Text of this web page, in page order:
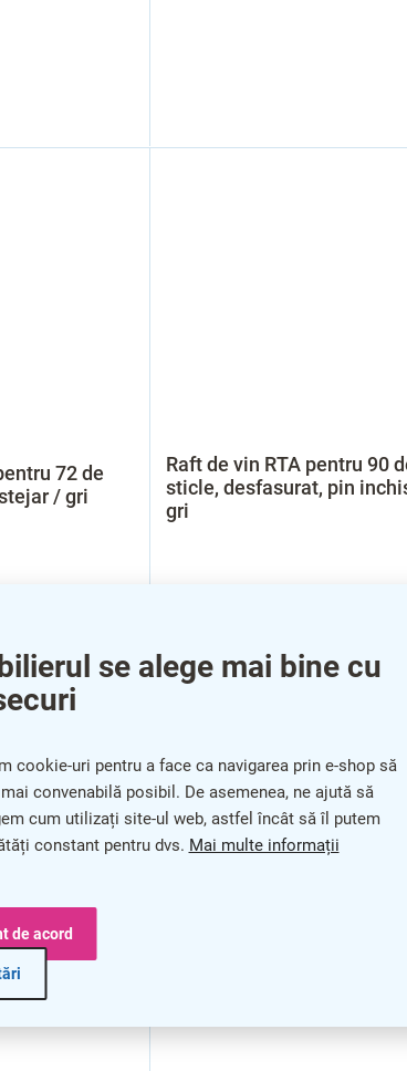
se alege mai bine cu
cookie-uri pentru a face ca navigarea prin e-shop să
convenabilă posibil. De asemenea, ne ajută să
cum utilizați site-ul web, astfel încât să îl putem
constant pentru dvs. Mai multe informații
de acord
72 de
/ gri
Raft de vin RTA pentru 90
sticle, desfasurat, pin
gri